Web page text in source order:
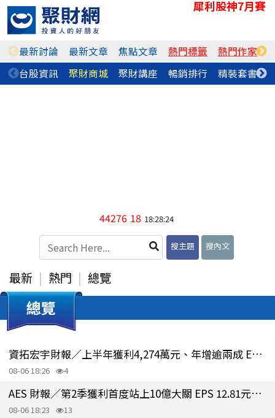
犀利股神7月賽
最新討論 最新文章 焦點文章 熱門標籤 熱門作家
台股資訊
聚財商城 聚財講座 暢銷排行 精裝套書
44276 18 18:28:24
搜主題 搜內文
最新 熱門 總覽
總覽
資拓宏宇財報／上半年獲利4,274萬元、年增逾兩成 EPS 達0.53元
08-06 18:26 4
AES 財報／第2季獲利首度站上10億大關 EPS 12.81元、賺逾一個股本
08-06 18:23 13